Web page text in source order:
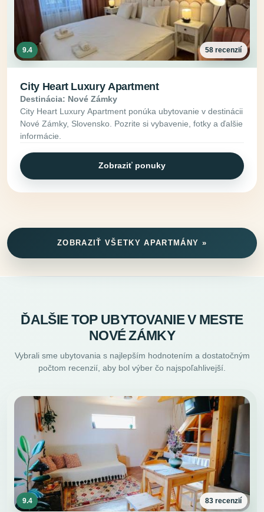
9.4 58 recenzií
City Heart Luxury Apartment
Destinácia: Nové Zámky
City Heart Luxury Apartment ponúka ubytovanie v destinácii
Nové Zámky, Slovensko. Pozrite si vybavenie, fotky a ďalšie
informácie.
Zobraziť ponuky
ZOBRAZIŤ VŠETKY APARTMÁNY »
ĎALŠIE TOP UBYTOVANIE V MESTE
NOVÉ ZÁMKY
Vybrali sme ubytovania s najlepším hodnotením a dostatočným
počtom recenzií, aby bol výber čo najspoľahlivejší.
9.4 83 recenzií